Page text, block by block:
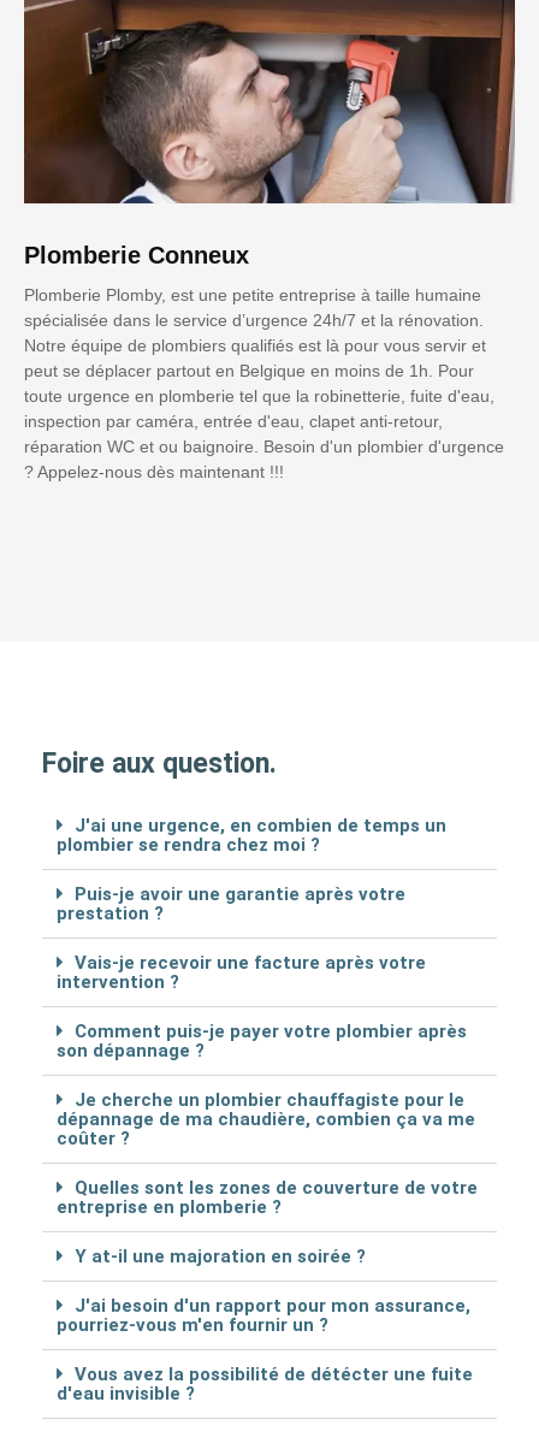
Plomberie Conneux
Plomberie Plomby, est une petite entreprise à taille humaine
spécialisée dans le service d’urgence 24h/7 et la rénovation.
Notre équipe de plombiers qualifiés est là pour vous servir et
peut se déplacer partout en Belgique en moins de 1h. Pour
toute urgence en plomberie tel que la robinetterie, fuite d'eau,
inspection par caméra, entrée d'eau, clapet anti-retour,
réparation WC et ou baignoire. Besoin d'un plombier d'urgence
? Appelez-nous dès maintenant !!!
Foire aux question.
J'ai une urgence, en combien de temps un
plombier se rendra chez moi ?
Puis-je avoir une garantie après votre
prestation ?
Vais-je recevoir une facture après votre
intervention ?
Comment puis-je payer votre plombier après
son dépannage ?
Je cherche un plombier chauffagiste pour le
dépannage de ma chaudière, combien ça va me
coûter ?
Quelles sont les zones de couverture de votre
entreprise en plomberie ?
Y at-il une majoration en soirée ?
J'ai besoin d'un rapport pour mon assurance,
pourriez-vous m'en fournir un ?
Vous avez la possibilité de détécter une fuite
d'eau invisible ?